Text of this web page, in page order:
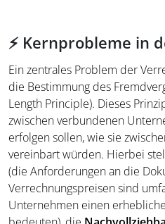
⚡ Kernprobleme in
Ein zentrales Problem der
die Bestimmung des
Length Principle). Dieses
zwischen verbundenen
erfolgen sollen, wie sie
vereinbart würden. Hierbei
(die Anforderungen an die
Verrechnungspreisen sind
Unternehmen einen